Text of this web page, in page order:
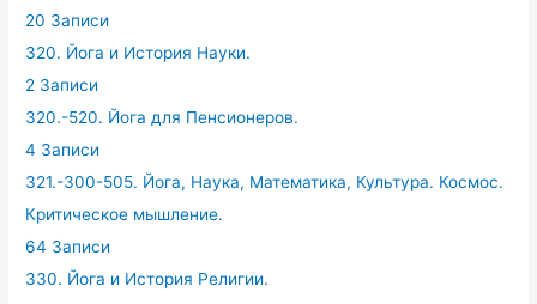
20 Записи
320. Йога и История Науки.
2 Записи
320.-520. Йога для Пенсионеров.
4 Записи
321.-300-505. Йога, Наука, Математика, Культура. Космос.
Критическое мышление.
64 Записи
330. Йога и История Религии.